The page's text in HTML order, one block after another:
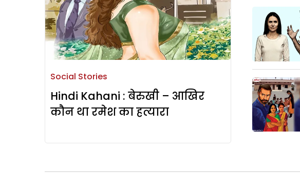
Social Stories
Hindi Kahani : बेरुखी – आखिर
कौन था रमेश का हत्यारा